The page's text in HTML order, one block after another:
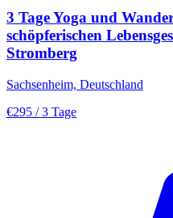
3 Tage Yoga und
schöpferischen
Stromberg
Sachsenheim, Deutschland
€295 / 3 Tage